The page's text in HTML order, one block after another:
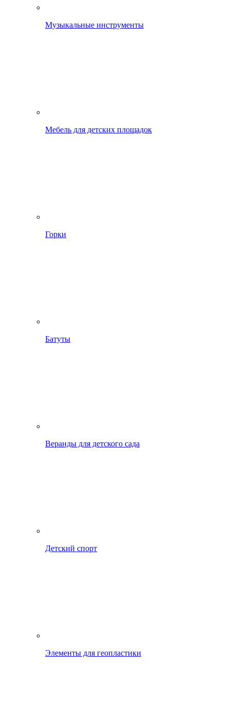
Музыкальные инструменты
Мебель для детских площадок
Горки
Батуты
Веранды для детского сада
Детский спорт
Элементы для геопластики